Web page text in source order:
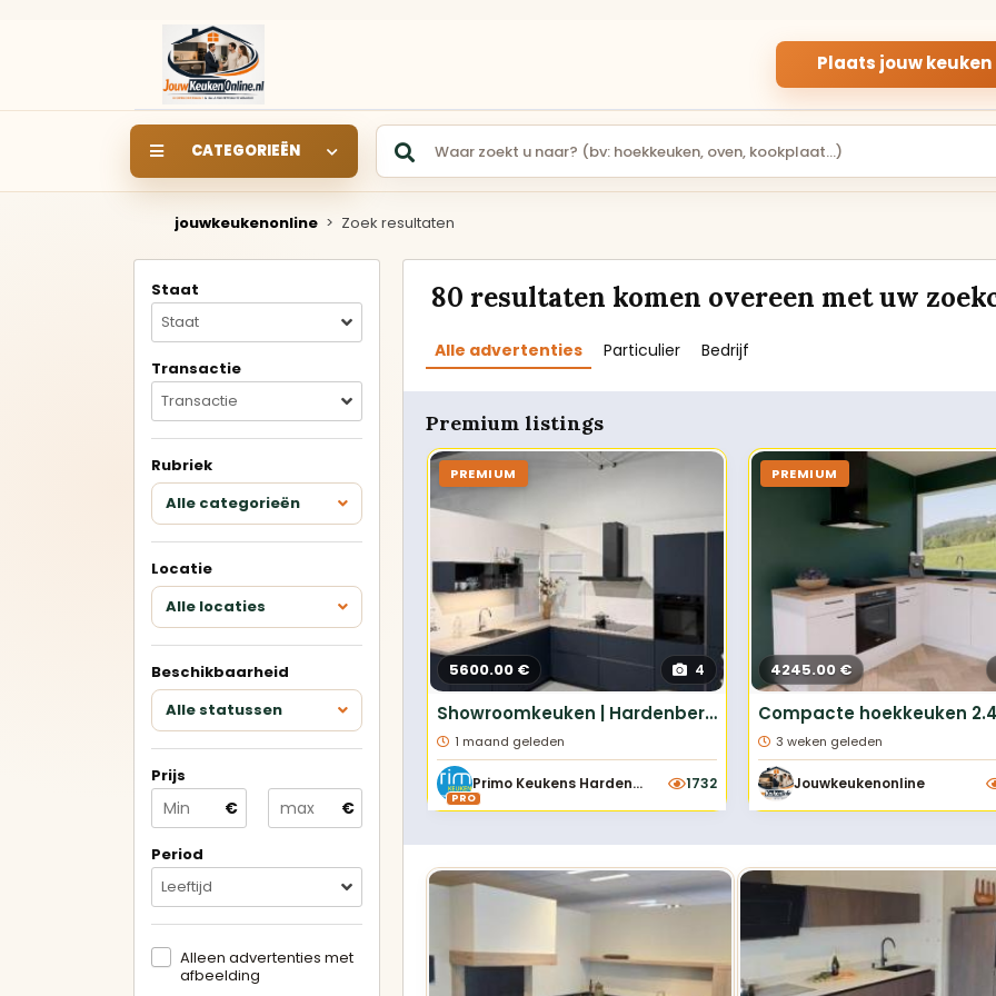
Plaats jouw keuken
CATEGORIEËN
SHOWROOM
S
de showroom van een
Rechte keukens
Hoekkeukens
Keukens met eiland
U-keukens
Minikeukens
Alle showroomkeukens
bekijken
KEUKENS
Gebruikte keukens
Rechte keukens
Hoekkeukens
Keukens met eiland
U-keukens
Minikeukens
Alle particuliere keukens
bekijken
R
Inbouwapparatuur
Ovens en
Koelkasten
Vaatwassers
Kookplaten
Afzuigkappen
Alle apparatuur bekijken
Betrouwbare
verkopers
Geverifieerde aanbieders en
Scherpe prijzen
Showroommodellen en
voordelig vinden.
jouwkeukenonline > Zoek resultaten
Staat
Staat
Transactie
Transactie
Rubriek
Alle categorieën
Locatie
Alle locaties
Beschikbaarheid
Alle statussen
Prijs
€ €
Period
Leeftijd
Alleen advertenties met
afbeelding
80 resultaten komen overeen met uw
Alle advertenties Particulier Bedrijf
Premium listings
PREMIUM
5600.00 € 4
Showroomkeuken | Hardenberg | Easytouch Fjordblauw
1 maand geleden
PRO
Primo Keukens Hardenberg 1732
PREMIUM
4245.00 €
3 weken geleden
Jouwkeukenonline